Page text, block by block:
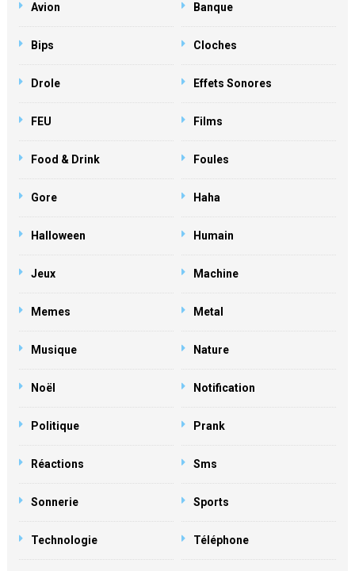
Avion Banque
Bips Cloches
Drole Effets Sonores
FEU Films
Food & Drink Foules
Gore Haha
Halloween Humain
Jeux Machine
Memes Metal
Musique Nature
Noël Notification
Politique Prank
Réactions Sms
Sonnerie Sports
Technologie Téléphone